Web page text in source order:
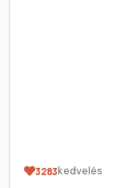
3283kedvelés